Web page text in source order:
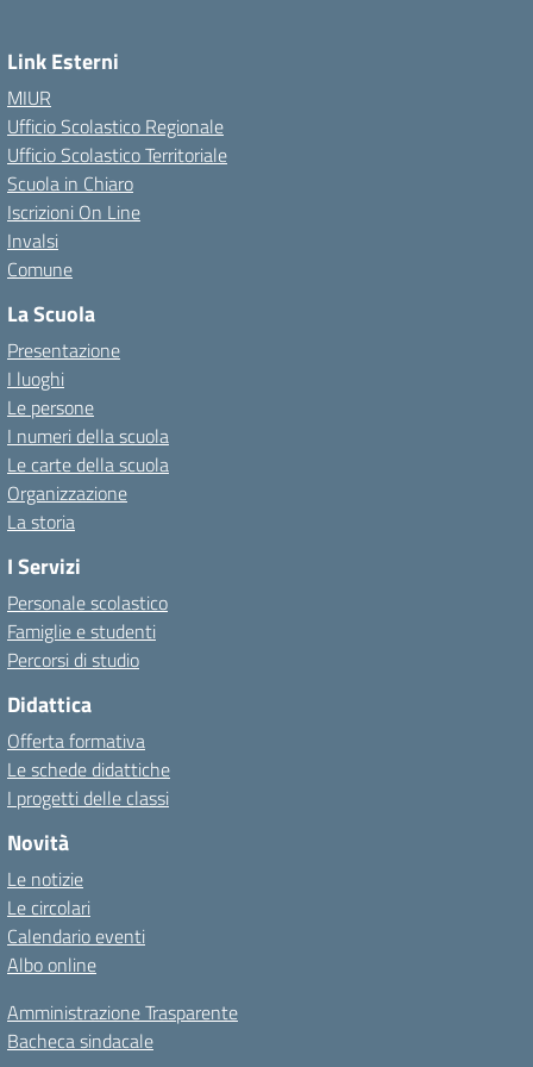
Link Esterni
MIUR
Ufficio Scolastico Regionale
Ufficio Scolastico Territoriale
Scuola in Chiaro
Iscrizioni On Line
Invalsi
Comune
La Scuola
Presentazione
I luoghi
Le persone
I numeri della scuola
Le carte della scuola
Organizzazione
La storia
I Servizi
Personale scolastico
Famiglie e studenti
Percorsi di studio
Didattica
Offerta formativa
Le schede didattiche
I progetti delle classi
Novità
Le notizie
Le circolari
Calendario eventi
Albo online
Amministrazione Trasparente
Bacheca sindacale